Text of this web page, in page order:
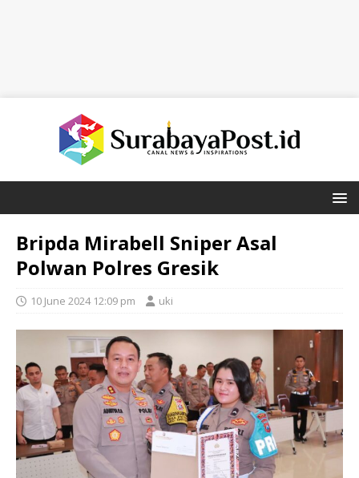
Bripda Mirabell Sniper Asal
Polwan Polres Gresik
10 June 2024 12:09 pm uki